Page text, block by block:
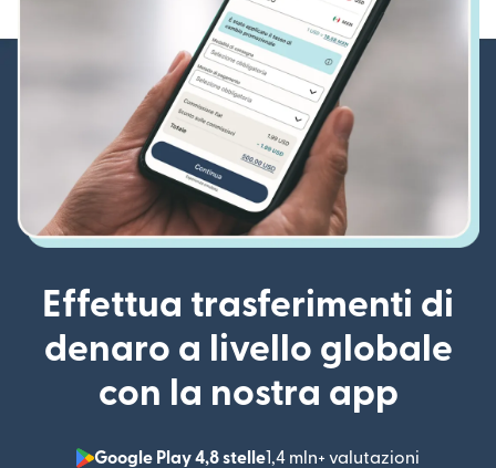
Effettua trasferimenti di
denaro a livello globale
con la nostra app
Google Play 4,8 stelle1,4 mln+ valutazioni